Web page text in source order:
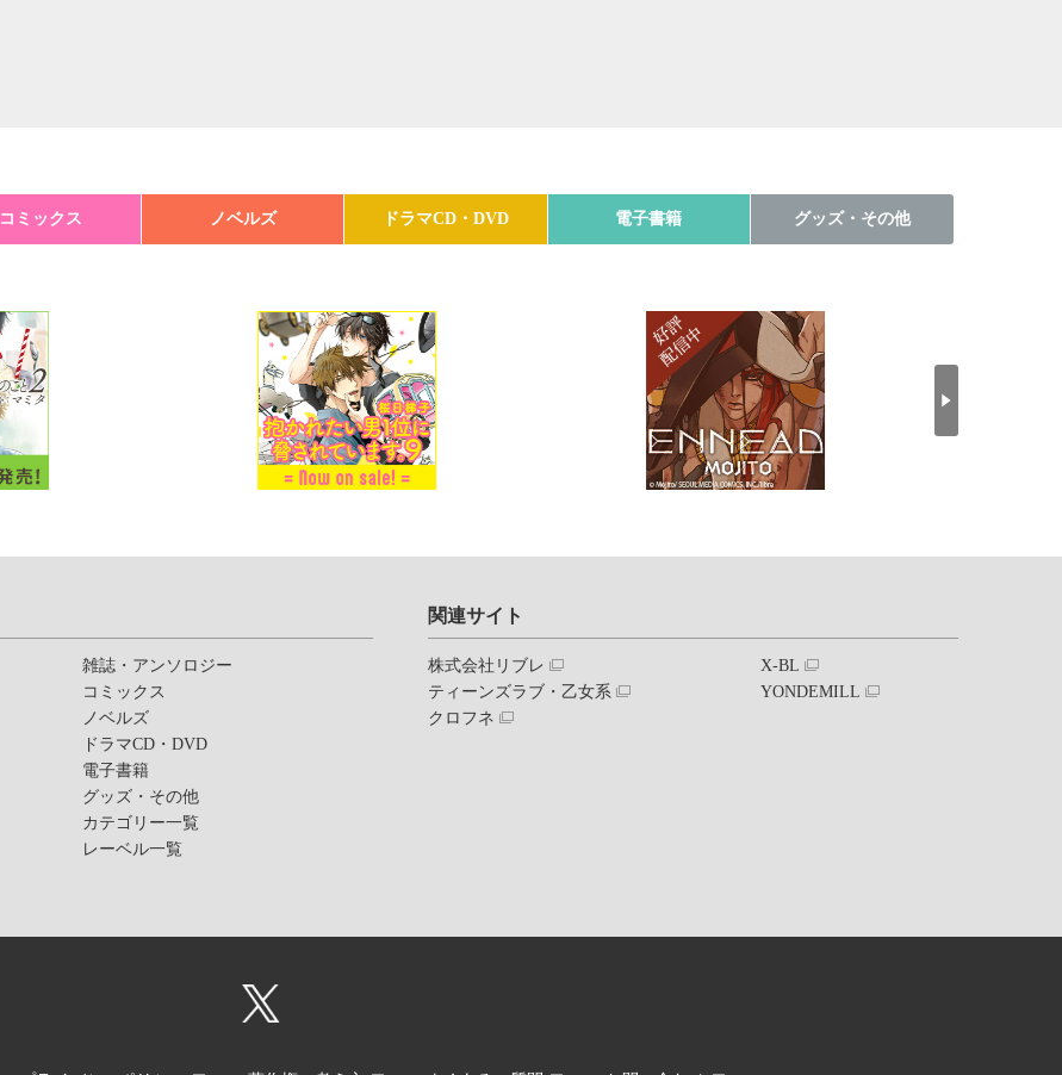
コミックス ノベルズ ドラマCD・DVD 電子書籍 グッズ・その他
雑誌・アンソロジー
コミックス
ノベルズ
ドラマCD・DVD
電子書籍
グッズ・その他
カテゴリー一覧
レーベル一覧
関連サイト
株式会社リブレ
ティーンズラブ・乙女系
クロフネ
X-BL
YONDEMILL